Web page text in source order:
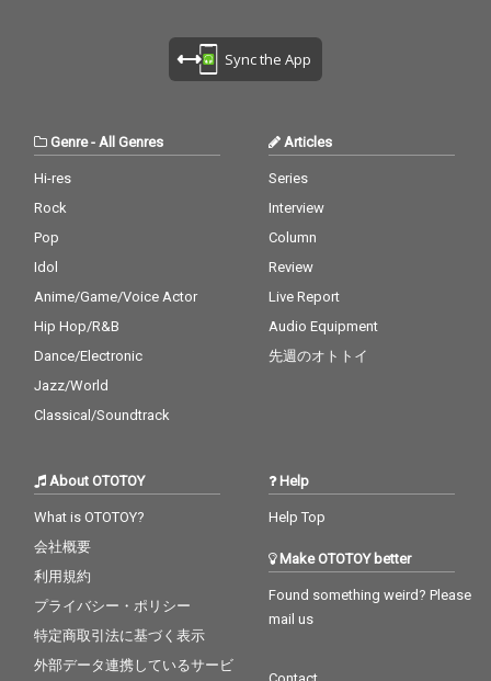
Sync the App
Genre-All Genres
Hi-res
Rock
Pop
Idol
Anime/Game/Voice Actor
Hip Hop/R&B
Dance/Electronic
Jazz/World
Classical/Soundtrack
Articles
Series
Interview
Column
Review
Live Report
Audio Equipment
先週のオトトイ
About OTOTOY
What is OTOTOY?
会社概要
利用規約
プライバシー・ポリシー
特定商取引法に基づく表示
外部データ連携しているサービ
Help
Help Top
Make OTOTOY better
Found something weird? Please
mail us